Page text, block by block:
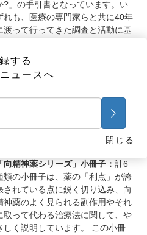
?」の手引書となっています。い
れも、医療の専門家らと共に40年
渡って行ってきた調査と活動に基
が一般家庭や学校、企業などに
めには、危険な薬に頼るしかな
てきた過程が詳細に示されてい
た情報冊子が中心となっていま
ックには、薬に関連した用語を
布できる概況報告書も付属され
「向精神薬シリーズ」小冊子：計6
類の小冊子は、薬の「利点」が誇
されている点に鋭く切り込み、向
神薬のよく見られる副作用やそれ
取って代わる治療法に関して、や
しく説明しています。 この小冊
する
ュースへ
閉じる